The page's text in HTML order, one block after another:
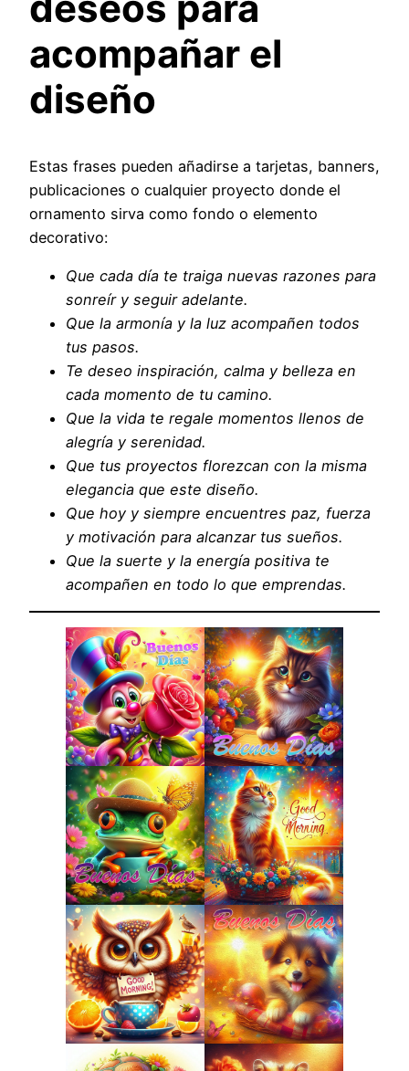
acompañar el
diseño
Estas frases pueden añadirse a tarjetas, banners,
publicaciones o cualquier proyecto donde el
ornamento sirva como fondo o elemento
decorativo:
Que cada día te traiga nuevas razones para
sonreír y seguir adelante.
Que la armonía y la luz acompañen todos
tus pasos.
Te deseo inspiración, calma y belleza en
cada momento de tu camino.
Que la vida te regale momentos llenos de
alegría y serenidad.
Que tus proyectos florezcan con la misma
elegancia que este diseño.
Que hoy y siempre encuentres paz, fuerza
y motivación para alcanzar tus sueños.
Que la suerte y la energía positiva te
acompañen en todo lo que emprendas.